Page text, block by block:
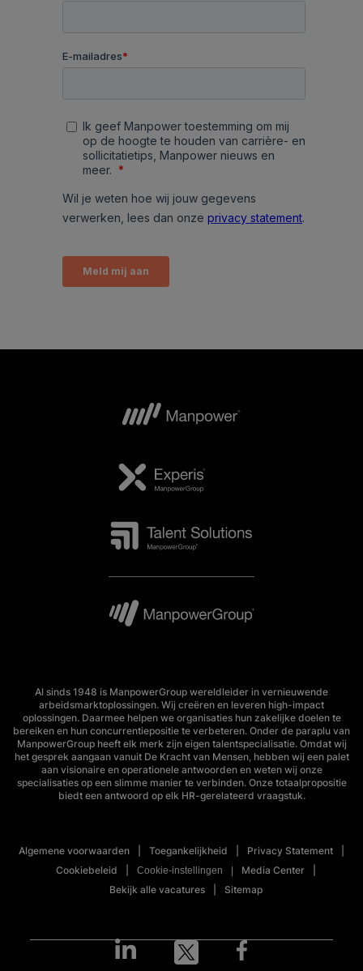
Al sinds 1948 is ManpowerGroup wereldleider in vernieuwende
arbeidsmarktoplossingen. Wij creëren en leveren high-impact
oplossingen. Daarmee helpen we organisaties hun zakelijke doelen te
bereiken en hun concurrentiepositie te verbeteren. Onder de paraplu van
ManpowerGroup heeft elk merk zijn eigen talentspecialisatie. Omdat wij
het gesprek aangaan vanuit De Kracht van Mensen, hebben wij een palet
aan visionaire en operationele antwoorden en weten wij onze
specialisaties op een slimme manier te verbinden. Onze totaalpropositie
biedt een antwoord op elk HR-gerelateerd vraagstuk.
Algemene voorwaarden Toegankelijkheid
Privacy Statement
Cookiebeleid
Cookie-instellingen
Media Center
Bekijk alle vacatures
Sitemap